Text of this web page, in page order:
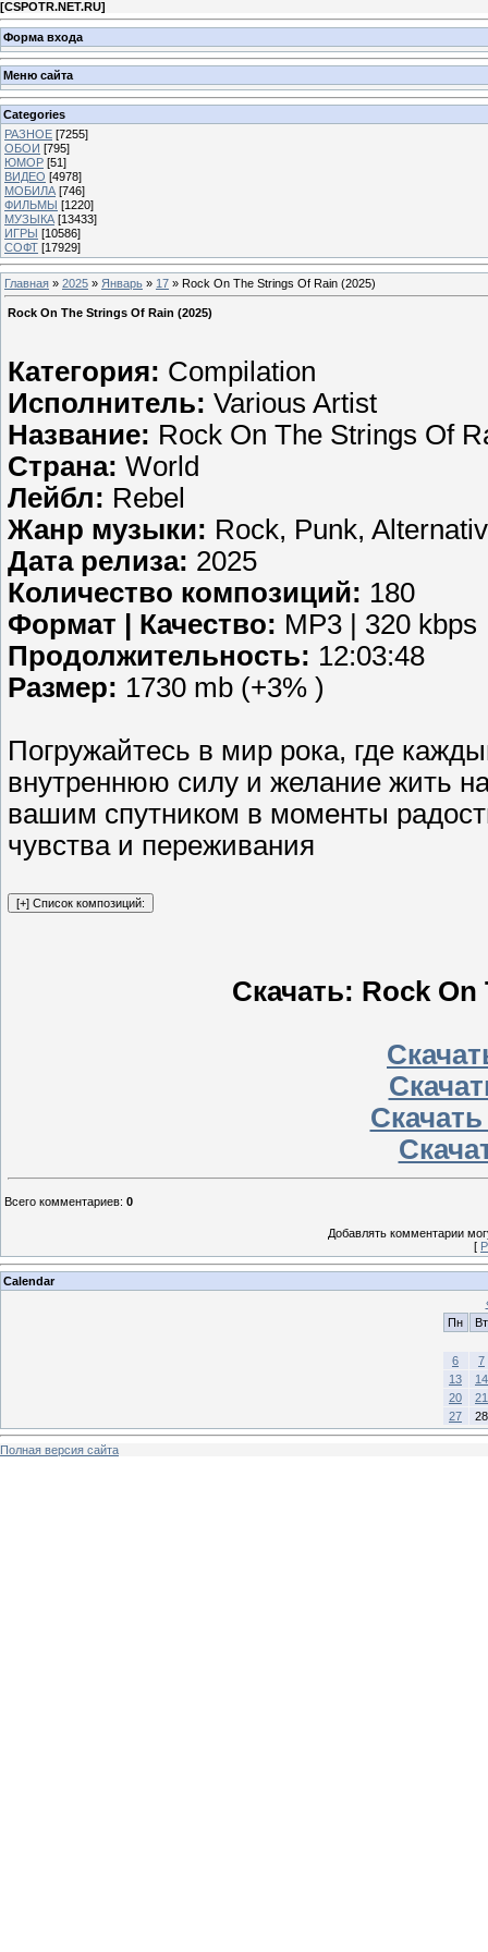
[CSPOTR.NET.RU]
Форма входа
Меню сайта
Categories
РАЗНОЕ [7255]
ОБОИ [795]
ЮМОР [51]
ВИДЕО [4978]
МОБИЛА [746]
ФИЛЬМЫ [1220]
МУЗЫКА [13433]
ИГРЫ [10586]
СОФТ [17929]
Главная » 2025 » Январь » 17 » Rock On The Strings Of Rain (2025)
Rock On The Strings Of Rain (2025)
Категория: Compilation
Исполнитель: Various Artist
Название: Rock On The Strings Of
Страна: World
Лейбл: Rebel
Жанр музыки: Rock, Punk,
Дата релиза: 2025
Количество композиций: 180
Формат | Качество: MP3 | 320 kbps
Продолжительность: 12:03:48
Размер: 1730 mb (+3% )
Погружайтесь в мир рока, где
внутреннюю силу и желание жить
вашим спутником в моменты
чувства и переживания
Скачать: Rock
Всего комментариев: 0
Добавлять комментарии
[
Calendar
Пн
Вт
6
7
13
14
20
21
27
28
Полная версия сайта